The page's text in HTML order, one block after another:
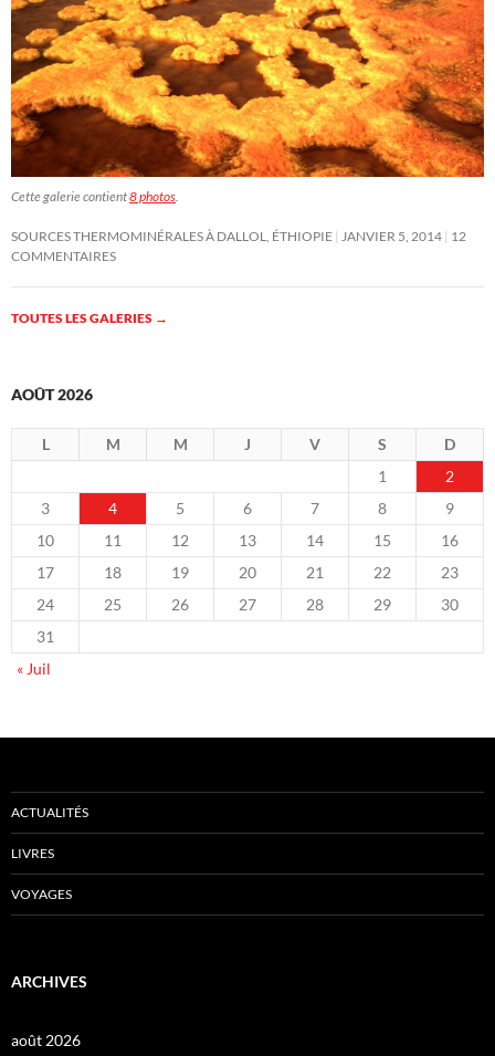
Cette galerie contient8 photos.
SOURCES THERMOMINÉRALES À DALLOL, ÉTHIOPIE JANVIER 5, 2014 12
COMMENTAIRES
TOUTES LES GALERIES →
AOÛT 2026
L M M J V S
D
1
2
3
4 5 6 7 8
9
10
11 12 13 14 15
16
17
18 19 20 21 22
23
24
25 26 27 28 29
30
31
« Juil
ACTUALITÉS
LIVRES
VOYAGES
ARCHIVES
août 2026